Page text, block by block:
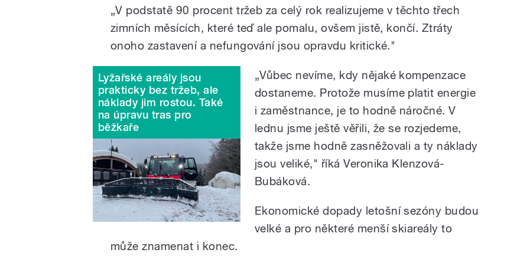
„V podstatě 90 procent tržeb za celý rok realizujeme v těchto třech
zimních měsících, které teď ale pomalu, ovšem jistě, končí. Ztráty
onoho zastavení a nefungování jsou opravdu kritické."
Lyžařské areály jsou
prakticky bez tržeb, ale
náklady jim rostou. Také
na úpravu tras pro
běžkaře
„Vůbec nevíme, kdy nějaké kompenzace
dostaneme. Protože musíme platit energie
i zaměstnance, je to hodně náročné. V
lednu jsme ještě věřili, že se rozjedeme,
takže jsme hodně zasněžovali a ty náklady
jsou veliké," říká Veronika Klenzová-
Bubáková.
Ekonomické dopady letošní sezóny budou
velké a pro některé menší skiareály to
může znamenat i konec.